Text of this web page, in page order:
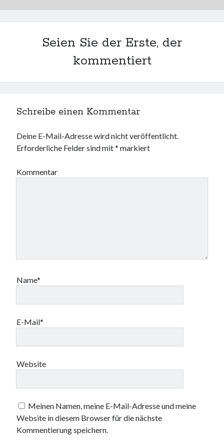
Seien Sie der Erste, der
kommentiert
Schreibe einen Kommentar
Deine E-Mail-Adresse wird nicht veröffentlicht.
Erforderliche Felder sind mit* markiert
Kommentar
Name*
E-Mail*
Website
Meinen Namen, meine E-Mail-Adresse und meine
Website in diesem Browser für die nächste
Kommentierung speichern.